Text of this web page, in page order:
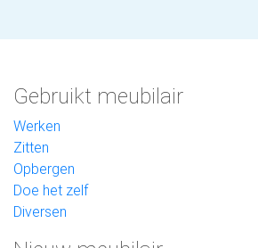
Gebruikt meubilair
Werken
Zitten
Opbergen
Doe het zelf
Diversen